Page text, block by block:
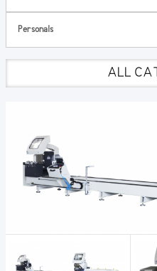
Personals
ALL